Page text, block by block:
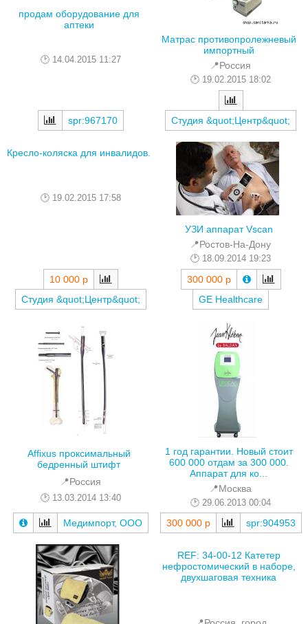
продам оборудование для
аптеки
14.04.2015 11:27
spr:967170
Матрас противопролежневый
импортный
📍Россия
19.02.2015 18:02
Студия &quot;Центр&quot;
Кресло-коляска для инвалидов.
19.02.2015 17:58
10 000 р
Студия &quot;Центр&quot;
УЗИ аппарат Vscan
📍Ростов-На-Дону
18.09.2014 19:23
300 000 р
GE Healthcare
Affixus проксимальный
бедренный штифт
📍Россия
13.03.2014 13:40
Медимпорт, ООО
1 год гарантии. Новый стоит
600 000 отдам за 300 000.
Аппарат для ко...
📍Москва
29.06.2013 00:04
300 000 р spr:904953
REF: 34-00-12 Катетер
нефростомический в наборе,
двухшаговая техника